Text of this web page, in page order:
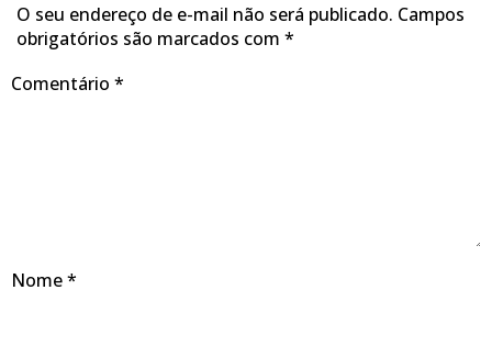
O seu endereço de e-mail não será publicado. Campos
obrigatórios são marcados com *
Comentário *
Nome*